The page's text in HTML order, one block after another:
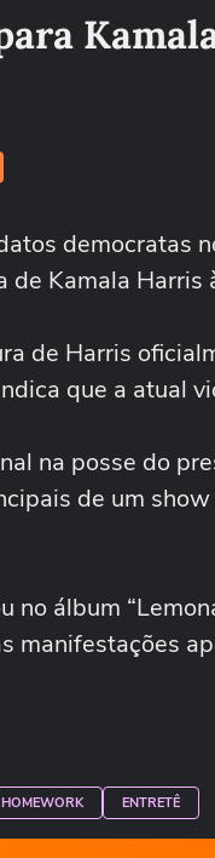
democratas
Kamala Harris
de Harris
que a atual
na posse do
de um
no álbum
manifestações
HOMEWORK ENTRETÊ